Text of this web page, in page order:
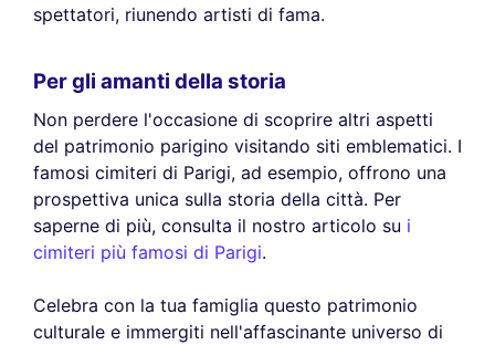
spettatori, riunendo artisti di fama.
Per gli amanti della storia
Non perdere l'occasione di scoprire altri aspetti
del patrimonio parigino visitando siti emblematici. I
famosi cimiteri di Parigi, ad esempio, offrono una
prospettiva unica sulla storia della città. Per
saperne di più, consulta il nostro articolo su i
cimiteri più famosi di Parigi.
Celebra con la tua famiglia questo patrimonio
culturale e immergiti nell'affascinante universo di